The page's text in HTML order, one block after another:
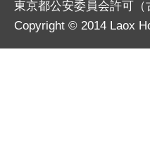
東京都公安委員会許可（
Copyright © 2014 Laox